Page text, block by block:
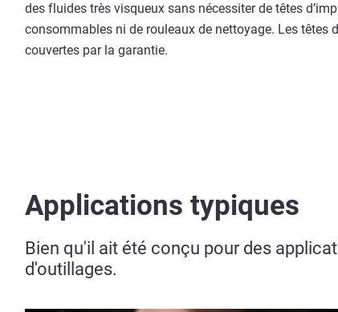
des fluides très visqueux sans nécessiter de têtes
consommables ni de rouleaux de nettoyage. Les têtes
couvertes par la garantie.
Applications typiques
Bien qu'il ait été conçu pour des
d'outillages.